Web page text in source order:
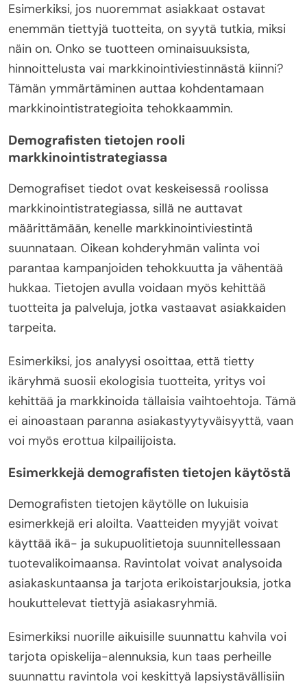
Esimerkiksi, jos nuoremmat asiakkaat ostavat
enemmän tiettyjä tuotteita, on syytä tutkia, miksi
näin on. Onko se tuotteen ominaisuuksista,
hinnoittelusta vai markkinointiviestinnästä kiinni?
Tämän ymmärtäminen auttaa kohdentamaan
markkinointistrategioita tehokkaammin.
Demografisten tietojen rooli
markkinointistrategiassa
Demografiset tiedot ovat keskeisessä roolissa
markkinointistrategiassa, sillä ne auttavat
määrittämään, kenelle markkinointiviestintä
suunnataan. Oikean kohderyhmän valinta voi
parantaa kampanjoiden tehokkuutta ja vähentää
hukkaa. Tietojen avulla voidaan myös kehittää
tuotteita ja palveluja, jotka vastaavat asiakkaiden
tarpeita.
Esimerkiksi, jos analyysi osoittaa, että tietty
ikäryhmä suosii ekologisia tuotteita, yritys voi
kehittää ja markkinoida tällaisia vaihtoehtoja. Tämä
ei ainoastaan paranna asiakastyytyväisyyttä, vaan
voi myös erottua kilpailijoista.
Esimerkkejä demografisten tietojen käytöstä
Demografisten tietojen käytölle on lukuisia
esimerkkejä eri aloilta. Vaatteiden myyjät voivat
käyttää ikä- ja sukupuolitietoja suunnitellessaan
tuotevalikoimaansa. Ravintolat voivat analysoida
asiakaskuntaansa ja tarjota erikoistarjouksia, jotka
houkuttelevat tiettyjä asiakasryhmiä.
Esimerkiksi nuorille aikuisille suunnattu kahvila voi
tarjota opiskelija-alennuksia, kun taas perheille
suunnattu ravintola voi keskittyä lapsiystävällisiin